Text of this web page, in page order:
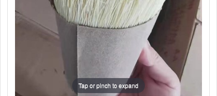
Tap or pinch to expand